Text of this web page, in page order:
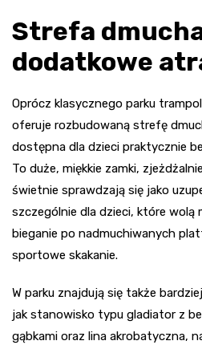
Strefa
dodatkowe
Oprócz klasycznego parku
oferuje rozbudowaną strefę
dostępna dla dzieci praktycznie
To duże, miękkie zamki,
świetnie sprawdzają się jako
szczególnie dla dzieci, które wolą
bieganie po nadmuchiwanych
sportowe skakanie.
W parku znajdują się także
jak stanowisko typu gladiator z
gąbkami oraz lina akrobatyczna,